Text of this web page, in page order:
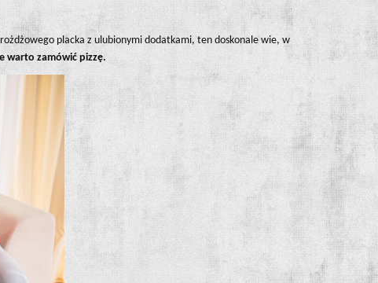
placka z ulubionymi dodatkami, ten doskonale wie, w
warto zamówić pizzę.